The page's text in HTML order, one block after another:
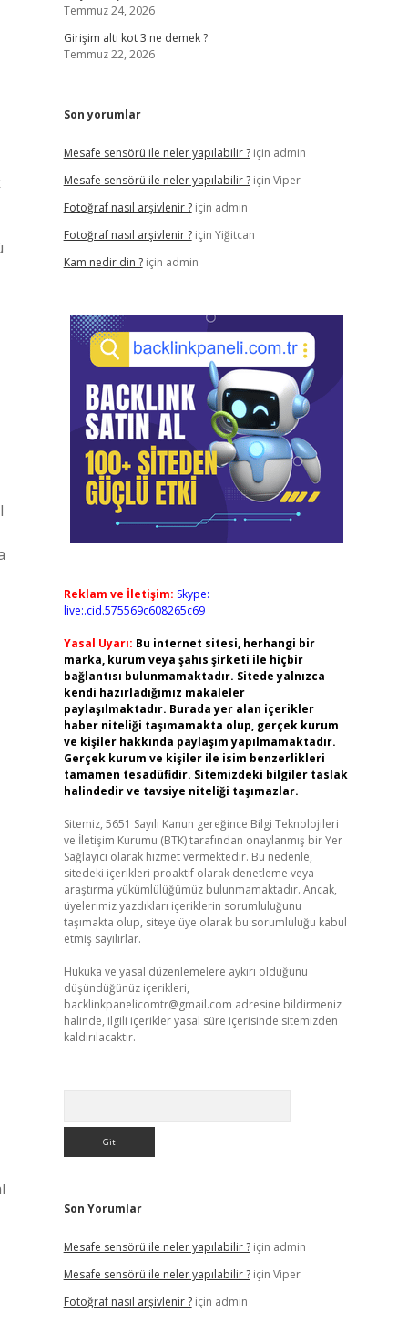
Temmuz 24, 2026
Girişim altı kot 3 ne demek ?
Temmuz 22, 2026
Son yorumlar
Mesafe sensörü ile neler yapılabilir ?için admin
Mesafe sensörü ile neler yapılabilir ?için Viper
Fotoğraf nasıl arşivlenir ?için admin
Fotoğraf nasıl arşivlenir ?için Yiğitcan
Kam nedir din ?için admin
Reklam ve İletişim: Skype:
live:.cid.575569c608265c69
Yasal Uyarı: Bu internet sitesi, herhangi bir
marka, kurum veya şahıs şirketi ile hiçbir
bağlantısı bulunmamaktadır. Sitede yalnızca
kendi hazırladığımız makaleler
paylaşılmaktadır. Burada yer alan içerikler
haber niteliği taşımamakta olup, gerçek kurum
ve kişiler hakkında paylaşım yapılmamaktadır.
Gerçek kurum ve kişiler ile isim benzerlikleri
tamamen tesadüfidir. Sitemizdeki bilgiler taslak
halindedir ve tavsiye niteliği taşımazlar.
Sitemiz, 5651 Sayılı Kanun gereğince Bilgi Teknolojileri
ve İletişim Kurumu (BTK) tarafından onaylanmış bir Yer
Sağlayıcı olarak hizmet vermektedir. Bu nedenle,
sitedeki içerikleri proaktif olarak denetleme veya
araştırma yükümlülüğümüz bulunmamaktadır. Ancak,
üyelerimiz yazdıkları içeriklerin sorumluluğunu
taşımakta olup, siteye üye olarak bu sorumluluğu kabul
etmiş sayılırlar.
Hukuka ve yasal düzenlemelere aykırı olduğunu
düşündüğünüz içerikleri,
backlinkpanelicomtr@gmail.com adresine bildirmeniz
halinde, ilgili içerikler yasal süre içerisinde sitemizden
kaldırılacaktır.
Son Yorumlar
Mesafe sensörü ile neler yapılabilir ?için admin
Mesafe sensörü ile neler yapılabilir ?için Viper
Fotoğraf nasıl arşivlenir ?için admin